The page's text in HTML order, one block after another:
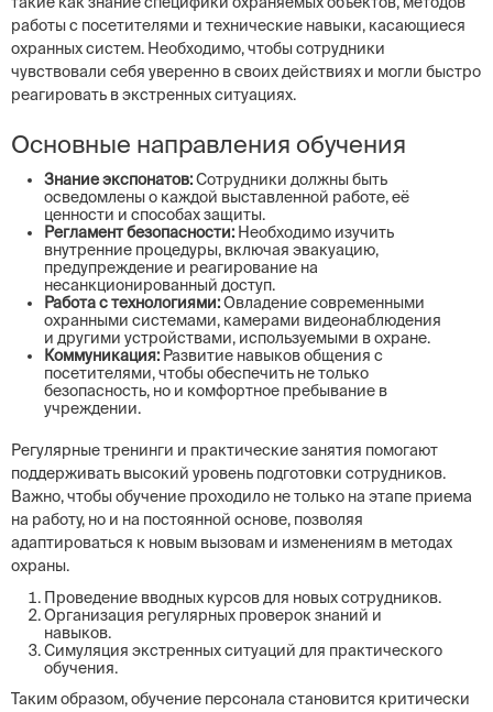
работы с посетителями и технические навыки, касающиеся
охранных систем. Необходимо, чтобы сотрудники
чувствовали себя уверенно в своих действиях и могли быстро
реагировать в экстренных ситуациях.
Основные направления обучения
Знание экспонатов:Сотрудники должны быть
осведомлены о каждой выставленной работе, её
ценности и способах защиты.
Регламент безопасности: Необходимо изучить
внутренние процедуры, включая эвакуацию,
предупреждение и реагирование на
несанкционированный доступ.
Работа с технологиями:Овладение современными
охранными системами, камерами видеонаблюдения
и другими устройствами, используемыми в охране.
Коммуникация: Развитие навыков общения с
посетителями, чтобы обеспечить не только
безопасность, но и комфортное пребывание в
учреждении.
Регулярные тренинги и практические занятия помогают
поддерживать высокий уровень подготовки сотрудников.
Важно, чтобы обучение проходило не только на этапе приема
на работу, но и на постоянной основе, позволяя
адаптироваться к новым вызовам и изменениям в методах
охраны.
Проведение вводных курсов для новых сотрудников.
Организация регулярных проверок знаний и
навыков.
Симуляция экстренных ситуаций для практического
обучения.
Таким образом, обучение персонала становится критически